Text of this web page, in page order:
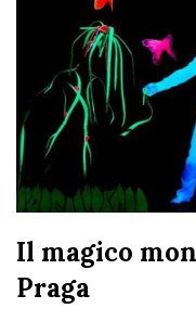
Il magico
Praga